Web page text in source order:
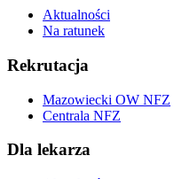
Aktualności
Na ratunek
Rekrutacja
Mazowiecki OW NFZ
Centrala NFZ
Dla lekarza